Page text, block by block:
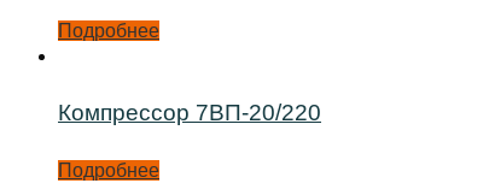
Подробнее
Компрессор 7ВП-20/220
Подробнее